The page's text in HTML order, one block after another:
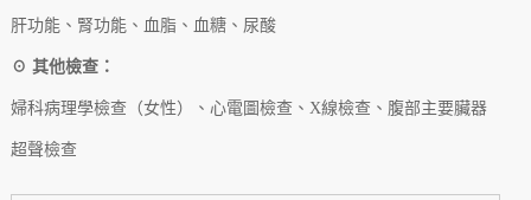
肝功能、腎功能、血脂、血糖、尿酸
☉ 其他檢查：
婦科病理學檢查（女性）、心電圖檢查、X線檢查、腹部主要臟器
超聲檢查